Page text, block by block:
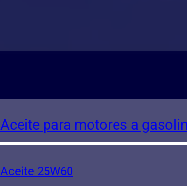
Aceite para motores a
Aceite 25W60